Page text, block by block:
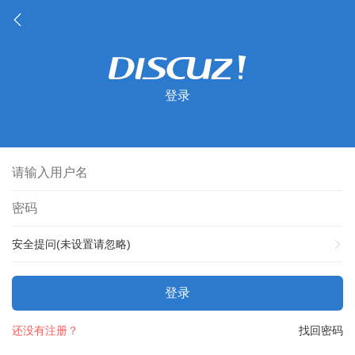
登录
安全提问(未设置请忽略)
登录
找回密码
还没有注册？